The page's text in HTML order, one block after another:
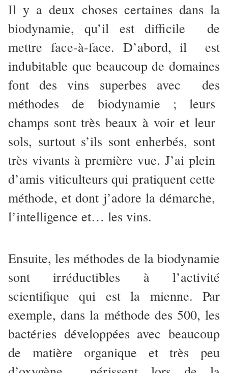
Il y a deux choses certaines dans la
biodynamie, qu’il est difficile de
mettre face-à-face. D’abord, il est
indubitable que beaucoup de domaines
font des vins superbes avec des
méthodes de biodynamie ; leurs
champs sont très beaux à voir et leur
sols, surtout s’ils sont enherbés, sont
très vivants à première vue. J’ai plein
d’amis viticulteurs qui pratiquent cette
méthode, et dont j’adore la démarche,
l’intelligence et… les vins.
Ensuite, les méthodes de la biodynamie
sont irréductibles à l’activité
scientifique qui est la mienne. Par
exemple, dans la méthode des 500, les
bactéries développées avec beaucoup
de matière organique et très peu